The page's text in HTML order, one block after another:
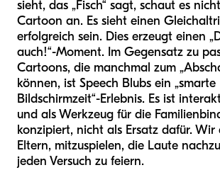
sieht, das „Fisch“ sagt, schaut es
Cartoon an. Es sieht einen
erfolgreich sein. Dies erzeugt einen
auch!“-Moment. Im Gegensatz zu
Cartoons, die manchmal zum
können, ist Speech Blubs ein „smarte
Bildschirmzeit“-Erlebnis. Es ist
und als Werkzeug für die
konzipiert, nicht als Ersatz dafür. Wir
Eltern, mitzuspielen, die Laute
jeden Versuch zu feiern.